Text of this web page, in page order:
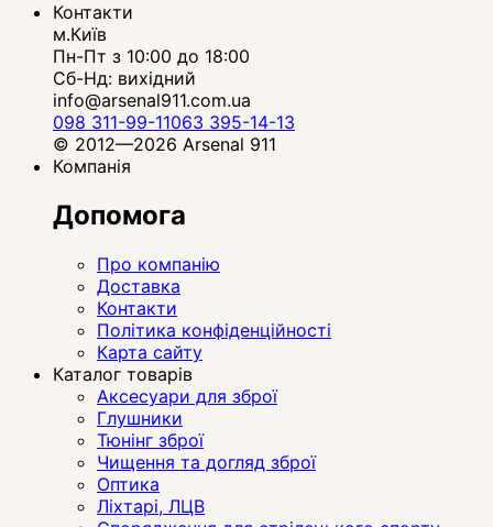
Контакти
м.Київ
Пн-Пт з 10:00 до 18:00
Сб-Нд: вихідний
info@arsenal911.com.ua
098 311-99-11063 395-14-13
© 2012—2026 Arsenal 911
Компанія
Допомога
Про компанію
Доставка
Контакти
Політика конфіденційності
Карта сайту
Каталог товарів
Аксесуари для зброї
Глушники
Тюнінг зброї
Чищення та догляд зброї
Оптика
Ліхтарі, ЛЦВ